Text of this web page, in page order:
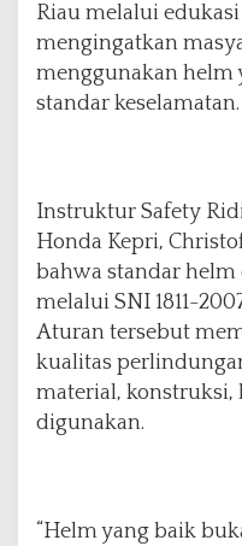
u
e
n
d
r
Riau melalui
mengingatkan
menggunakan helm
standar keselamatan.
Instruktur Safety
Honda Kepri,
bahwa standar
melalui SNI 1811-
Aturan tersebut
kualitas
material, konstruksi,
digunakan.
“Helm yang baik